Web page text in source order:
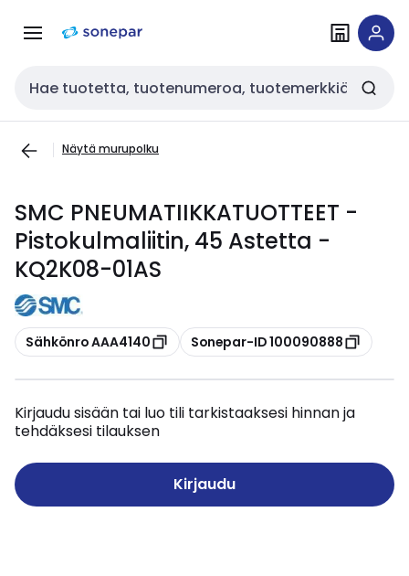
navigointiinsisältöön
Haku
Näytä murupolku
SMC PNEUMATIIKKATUOTTEET -
Pistokulmaliitin, 45 Astetta -
KQ2K08-01AS
Kopioi
Sähkönro AAA4140 Kopioi
Sonepar-ID 100090888
Kirjaudu sisään tai luo tili tarkistaaksesi hinnan ja
tehdäksesi tilauksen
Kirjaudu